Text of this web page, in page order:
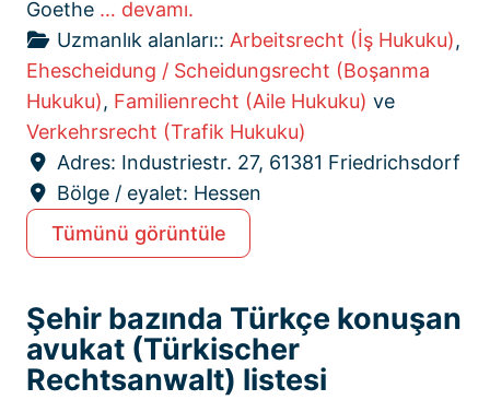
Goethe … devamı.
Uzmanlık alanları:: Arbeitsrecht (İş Hukuku),
Ehescheidung / Scheidungsrecht (Boşanma
Hukuku), Familienrecht (Aile Hukuku) ve
Verkehrsrecht (Trafik Hukuku)
Adres: Industriestr. 27, 61381 Friedrichsdorf
Bölge / eyalet: Hessen
Tümünü görüntüle
Şehir bazında Türkçe konuşan
avukat (Türkischer
Rechtsanwalt) listesi